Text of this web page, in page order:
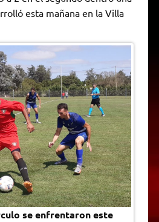
r
n
l
y
esta mañana en la Villa
se enfrentaron este